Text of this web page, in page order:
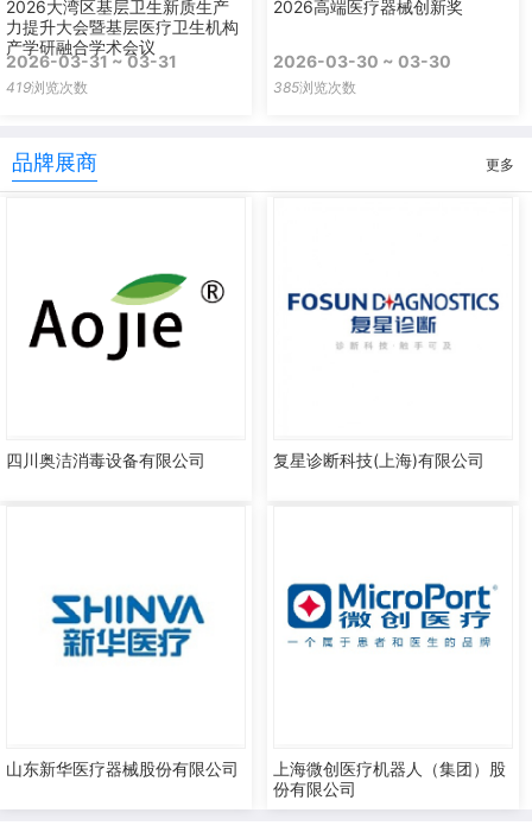
2026大湾区基层卫生新质生产
力提升大会暨基层医疗卫生机构
产学研融合学术会议
2026-03-31 ~ 03-31
419浏览次数
2026高端医疗器械创新奖
2026-03-30 ~ 03-30
385浏览次数
品牌展商 更多
四川奥洁消毒设备有限公司 复星诊断科技(上海)有限公司
山东新华医疗器械股份有限公司
上海微创医疗机器人（集团）股
份有限公司